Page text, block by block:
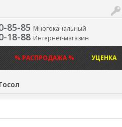
85-85 Многоканальный
18-88 Интернет-магазин
% РАСПРОДАЖА % УЦЕНКА